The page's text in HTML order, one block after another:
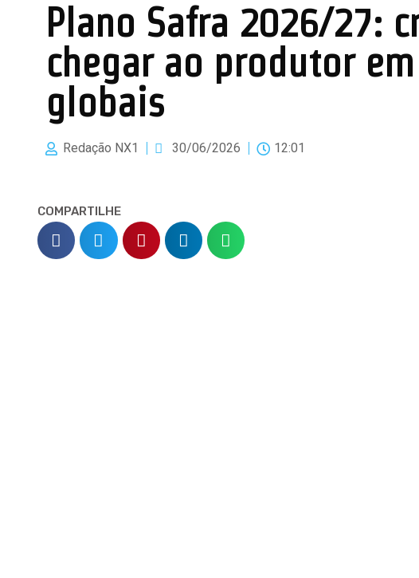
Plano Safra 2026/27:
chegar ao produtor
globais
Redação NX1 30/06/2026 12:01
COMPARTILHE